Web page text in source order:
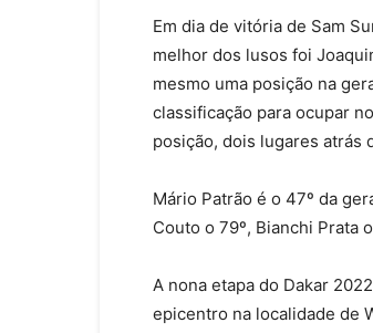
Em dia de vitória de Sam
melhor dos lusos foi
mesmo uma posição na
classificação para ocupar
posição, dois lugares atrás
Mário Patrão é o 47º da
Couto o 79º, Bianchi Prata
A nona etapa do Dakar
epicentro na localidade de